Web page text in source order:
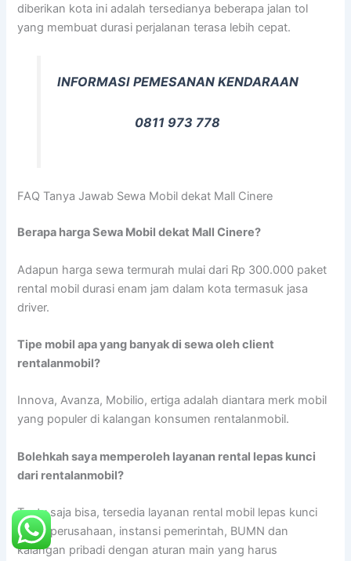
diberikan kota ini adalah tersedianya beberapa jalan tol
yang membuat durasi perjalanan terasa lebih cepat.
INFORMASI PEMESANAN KENDARAAN
0811 973 778
FAQ Tanya Jawab Sewa Mobil dekat Mall Cinere
Berapa harga Sewa Mobil dekat Mall Cinere?
Adapun harga sewa termurah mulai dari Rp 300.000 paket
rental mobil durasi enam jam dalam kota termasuk jasa
driver.
Tipe mobil apa yang banyak di sewa oleh client
rentalanmobil?
Innova, Avanza, Mobilio, ertiga adalah diantara merk mobil
yang populer di kalangan konsumen rentalanmobil.
Bolehkah saya memperoleh layanan rental lepas kunci
dari rentalanmobil?
Tentu saja bisa, tersedia layanan rental mobil lepas kunci
untuk perusahaan, instansi pemerintah, BUMN dan
kalangan pribadi dengan aturan main yang harus